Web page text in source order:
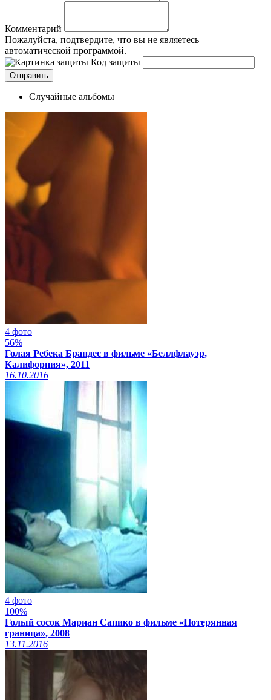
Комментарий
Пожалуйста, подтвердите, что вы не являетесь
автоматической программой.
Код защиты
Случайные альбомы
4 фото
56%
Голая Ребека Брандес в фильме «Беллфлауэр,
Калифорния», 2011
16.10.2016
4 фото
100%
Голый сосок Мариан Сапико в фильме «Потерянная
граница», 2008
13.11.2016